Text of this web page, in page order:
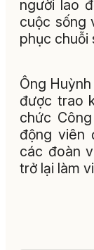
người lao
cuộc sống
phục chuỗi
Ông
được trao
chức
động viên
các đoàn
trở lại làm